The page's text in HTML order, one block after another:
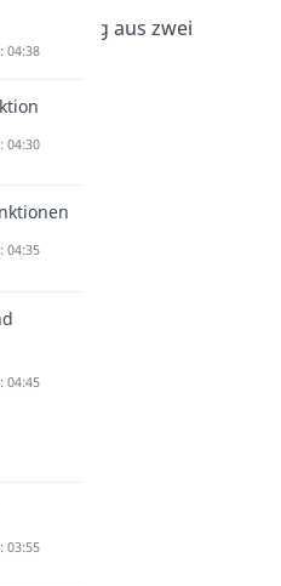
aus zwei
04:38
04:30
04:35
04:45
03:55